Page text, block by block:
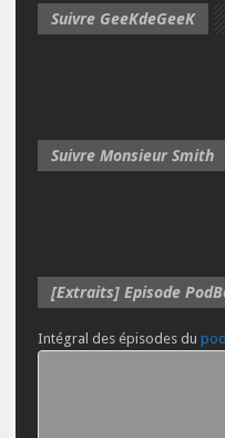
Suivre GeeKdeGeeK
Suivre Monsieur Smith
[Extraits] Episode
Intégral des épisodes du